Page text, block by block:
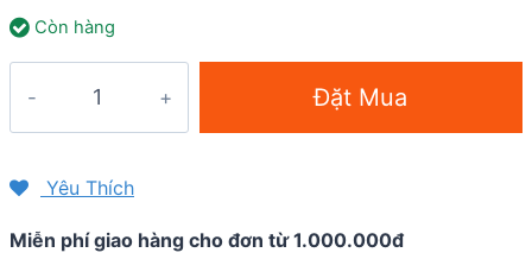
Còn hàng
Tailwind
Fuel
Đặt Mua
Yêu Thích
Miễn phí giao hàng cho đơn từ 1.000.000đ